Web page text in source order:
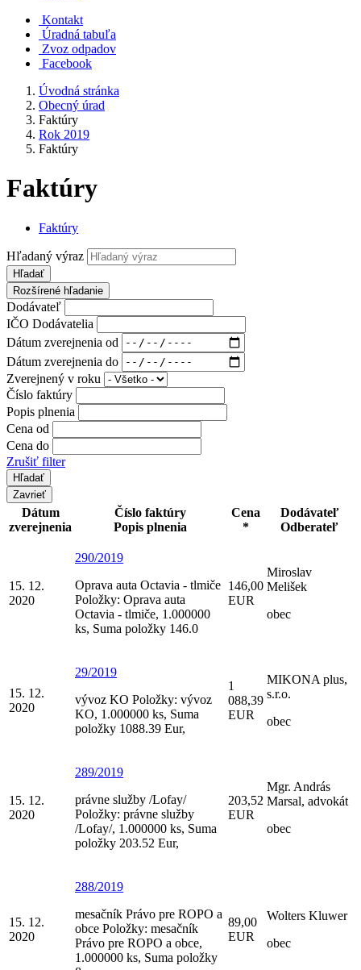
Kontakt
Úradná tabuľa
Zvoz odpadov
Facebook
Úvodná stránka
Obecný úrad
Faktúry
Rok 2019
Faktúry
Faktúry
Faktúry
Hľadaný výraz
Hľadať
Rozšírené hľadanie
Dodávateľ
IČO Dodávatelia
Dátum zverejnenia od
Dátum zverejnenia do
Zverejnený v roku
Číslo faktúry
Popis plnenia
Cena od
Cena do
Zrušiť filter
Zavrieť
Dátum
zverejnenia
Číslo faktúry
Popis plnenia
Cena
*
Dodávateľ
Odberateľ
15. 12.
2020
290/2019
Oprava auta Octavia - tlmiče
Položky: Oprava auta
Octavia - tlmiče, 1.000000
ks, Suma položky 146.0
146,00
EUR
Miroslav
Melišek
obec
15. 12.
2020
29/2019
vývoz KO Položky: vývoz
KO, 1.000000 ks, Suma
položky 1088.39 Eur,
1
088,39
EUR
MIKONA plus,
s.r.o.
obec
15. 12.
2020
289/2019
právne služby /Lofay/
Položky: právne služby
/Lofay/, 1.000000 ks, Suma
položky 203.52 Eur,
203,52
EUR
Mgr. András
Marsal, advokát
obec
15. 12.
2020
288/2019
mesačník Právo pre ROPO a
obce Položky: mesačník
Právo pre ROPO a obce,
1.000000 ks, Suma položky
89,00
EUR
Wolters Kluwer
obec